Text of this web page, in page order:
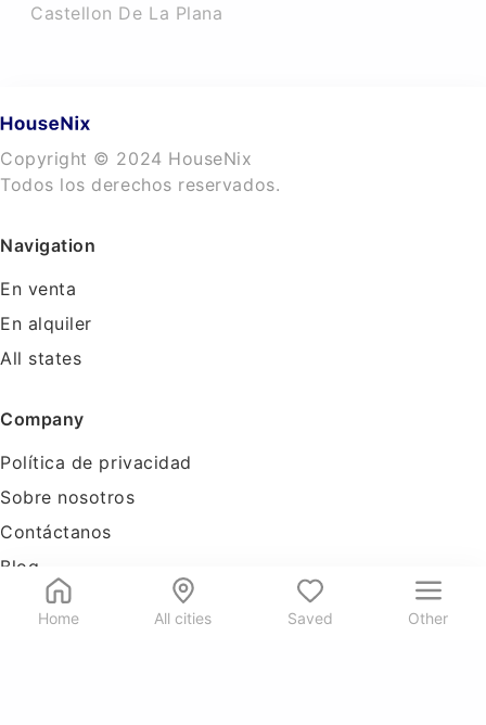
Home All cities Saved Other
Castellon De La Plana
Copyright © 2024 HouseNix
Todos los derechos reservados.
Navigation
En venta
En alquiler
All states
Company
Política de privacidad
Sobre nosotros
Contáctanos
Blog
Tools